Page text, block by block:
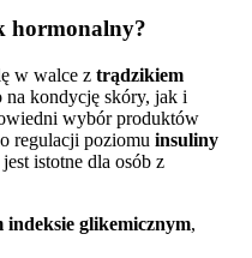
hormonalny?
w walce z trądzikiem
na kondycję skóry, jak i
wybór produktów
regulacji poziomu insuliny
istotne dla osób z
indeksie glikemicznym,